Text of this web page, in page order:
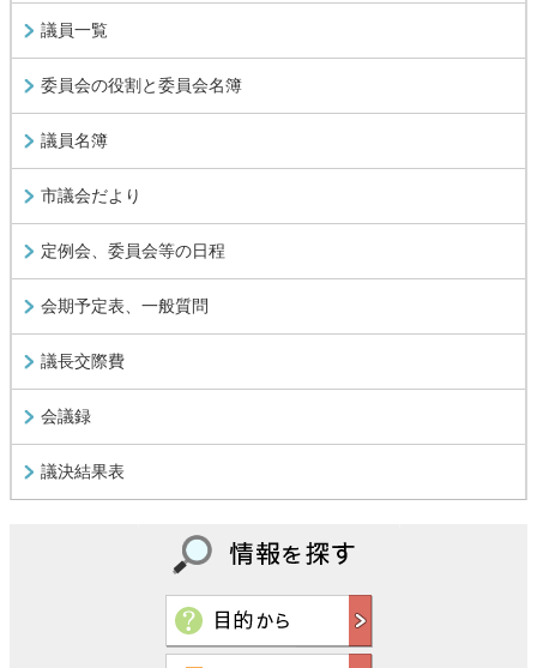
議員一覧
委員会の役割と委員会名簿
議員名簿
市議会だより
定例会、委員会等の日程
会期予定表、一般質問
議長交際費
会議録
議決結果表